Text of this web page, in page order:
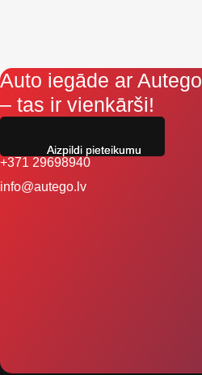
Auto iegāde ar Autego
– tas ir vienkārši!
+371 29698940
info@autego.lv